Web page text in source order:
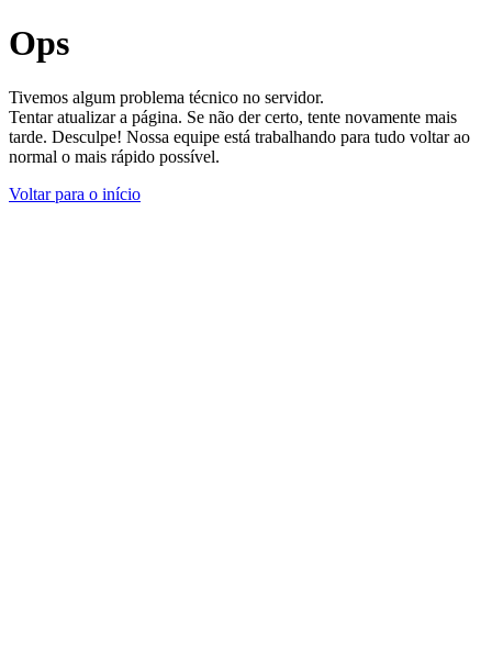
Ops
Tivemos algum problema técnico no servidor.
Tentar atualizar a página. Se não der certo, tente novamente mais
tarde. Desculpe! Nossa equipe está trabalhando para tudo voltar ao
normal o mais rápido possível.
Voltar para o início